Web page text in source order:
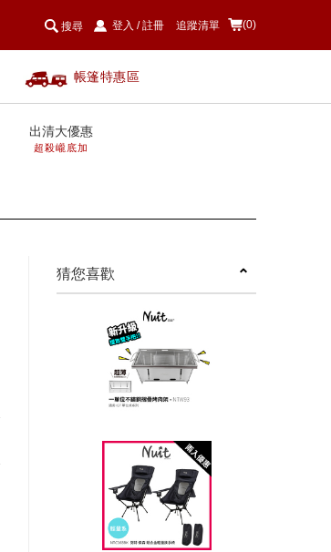
(0)
登入 / 註冊 追蹤清單
帳篷特惠區
搜尋
出清大優惠
超殺巄底加
猜您喜歡